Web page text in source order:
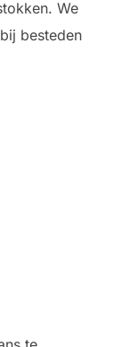
We
besteden